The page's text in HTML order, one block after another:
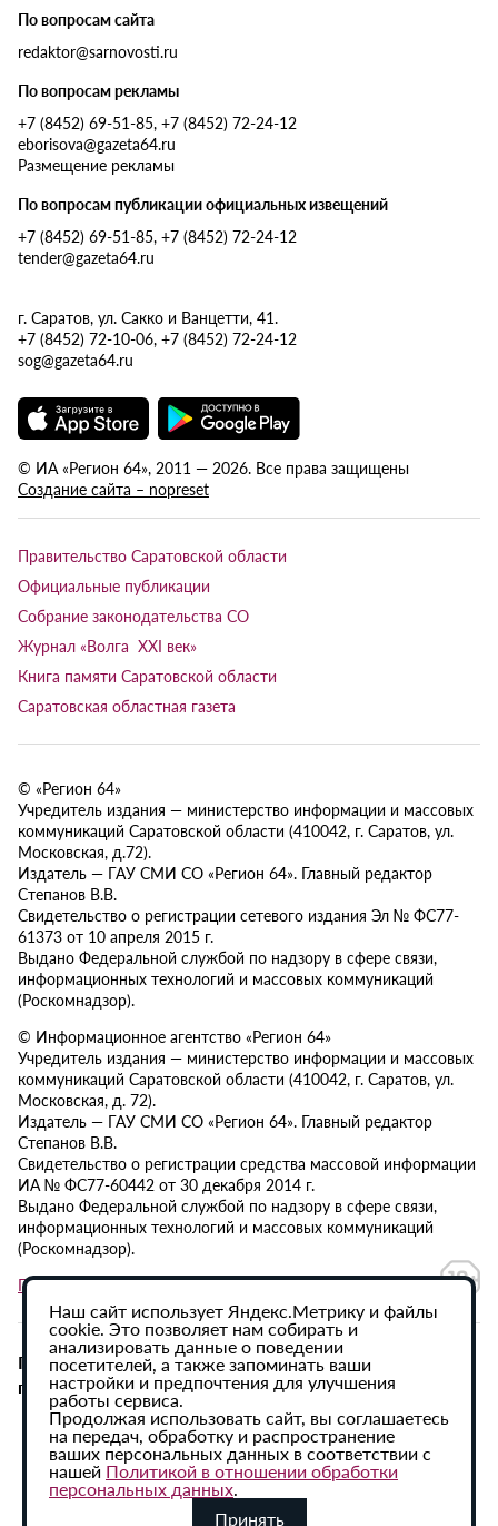
По вопросам сайта
redaktor@sarnovosti.ru
По вопросам рекламы
+7 (8452) 69-51-85, +7 (8452) 72-24-12
eborisova@gazeta64.ru
Размещение рекламы
По вопросам публикации официальных извещений
+7 (8452) 69-51-85, +7 (8452) 72-24-12
tender@gazeta64.ru
г. Саратов, ул. Сакко и Ванцетти, 41.
+7 (8452) 72-10-06, +7 (8452) 72-24-12
sog@gazeta64.ru
© ИА «Регион 64», 2011 — 2026. Все права защищены
Создание сайта – nopreset
Правительство Саратовской области
Официальные публикации
Собрание законодательства СО
Журнал «Волга XXI век»
Книга памяти Саратовской области
Саратовская областная газета
© «Регион 64»
Учредитель издания — министерство информации и массовых
коммуникаций Саратовской области (410042, г. Саратов, ул.
Московская, д.72).
Издатель — ГАУ СМИ СО «Регион 64». Главный редактор
Степанов В.В.
Свидетельство о регистрации сетевого издания Эл № ФС77-
61373 от 10 апреля 2015 г.
Выдано Федеральной службой по надзору в сфере связи,
информационных технологий и массовых коммуникаций
(Роскомнадзор).
© Информационное агентство «Регион 64»
Учредитель издания — министерство информации и массовых
коммуникаций Саратовской области (410042, г. Саратов, ул.
Московская, д. 72).
Издатель — ГАУ СМИ СО «Регион 64». Главный редактор
Степанов В.В.
Свидетельство о регистрации средства массовой информации
ИА № ФС77-60442 от 30 декабря 2014 г.
Выдано Федеральной службой по надзору в сфере связи,
информационных технологий и массовых коммуникаций
(Роскомнадзор).
Политика в отношении обработки персональных данных
При использовании материалов сайта активная
гиперссылка на ИА «Регион 64» обязательна.
Наш сайт использует Яндекс.Метрику и файлы
cookie. Это позволяет нам собирать и
анализировать данные о поведении
посетителей, а также запоминать ваши
настройки и предпочтения для улучшения
работы сервиса.
Продолжая использовать сайт, вы соглашаетесь
на передач, обработку и распространение
ваших персональных данных в соответствии с
нашей Политикой в отношении обработки
персональных данных.
Принять